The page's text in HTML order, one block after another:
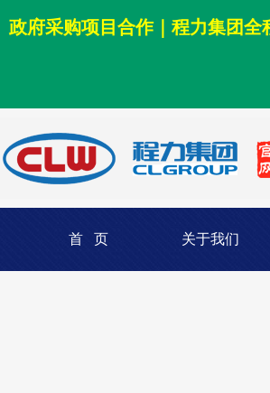
政府采购项目合作｜程力集团
首 页 关于我们